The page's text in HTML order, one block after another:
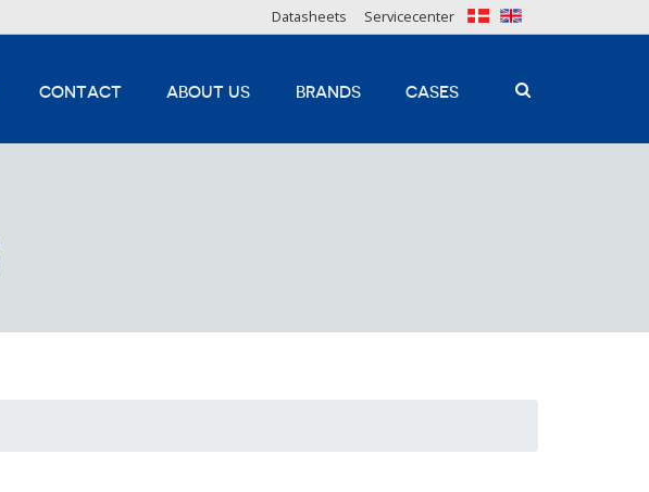
Datasheets Servicecenter
CONTACT ABOUT US BRANDS CASES